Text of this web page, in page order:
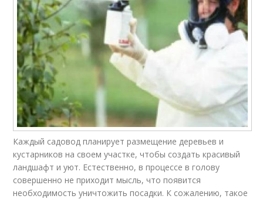
Каждый садовод планирует размещение деревьев и
кустарников на своем участке, чтобы создать красивый
ландшафт и уют. Естественно, в процессе в голову
совершенно не приходит мысль, что появится
необходимость уничтожить посадки. К сожалению, такое